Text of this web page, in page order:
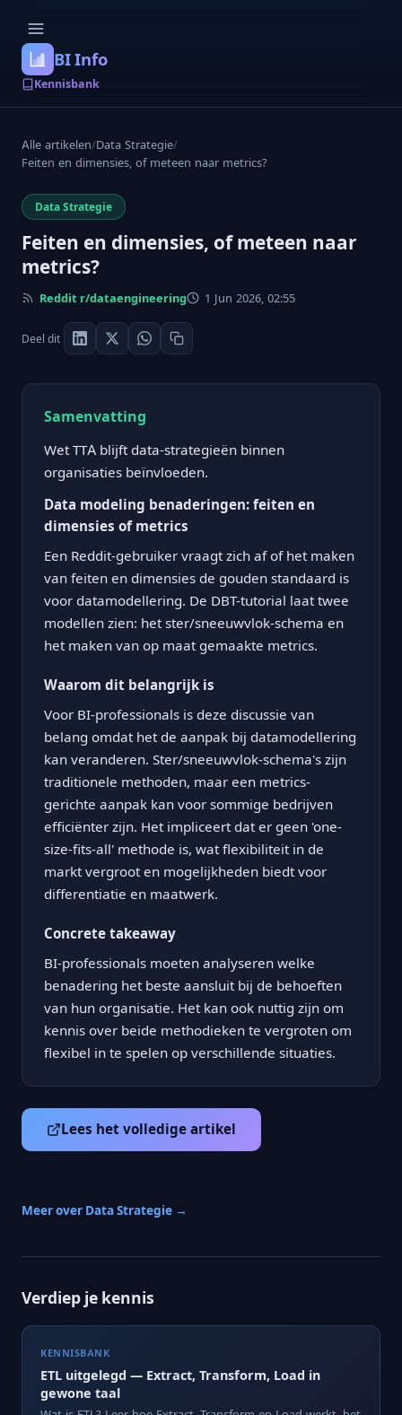
BI Info
Kennisbank
Alle artikelen/Data Strategie/
Feiten en dimensies, of meteen naar metrics?
Data Strategie
Feiten en dimensies, of meteen naar
metrics?
Reddit r/dataengineering 1 Jun 2026, 02:55
Deel dit
Samenvatting
Wet TTA blijft data-strategieën binnen
organisaties beïnvloeden.
Data modeling benaderingen: feiten en
dimensies of metrics
Een Reddit-gebruiker vraagt zich af of het maken
van feiten en dimensies de gouden standaard is
voor datamodellering. De DBT-tutorial laat twee
modellen zien: het ster/sneeuwvlok-schema en
het maken van op maat gemaakte metrics.
Waarom dit belangrijk is
Voor BI-professionals is deze discussie van
belang omdat het de aanpak bij datamodellering
kan veranderen. Ster/sneeuwvlok-schema's zijn
traditionele methoden, maar een metrics-
gerichte aanpak kan voor sommige bedrijven
efficiënter zijn. Het impliceert dat er geen 'one-
size-fits-all' methode is, wat flexibiliteit in de
markt vergroot en mogelijkheden biedt voor
differentiatie en maatwerk.
Concrete takeaway
BI-professionals moeten analyseren welke
benadering het beste aansluit bij de behoeften
van hun organisatie. Het kan ook nuttig zijn om
kennis over beide methodieken te vergroten om
flexibel in te spelen op verschillende situaties.
Lees het volledige artikel
Meer over Data Strategie →
Verdiep je kennis
KENNISBANK
ETL uitgelegd — Extract, Transform, Load in
gewone taal